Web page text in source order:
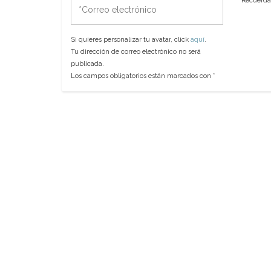
electrónico
Si quieres personalizar tu avatar, click aquí.
Tu dirección de correo electrónico no será
publicada.
Los campos obligatorios están marcados con *